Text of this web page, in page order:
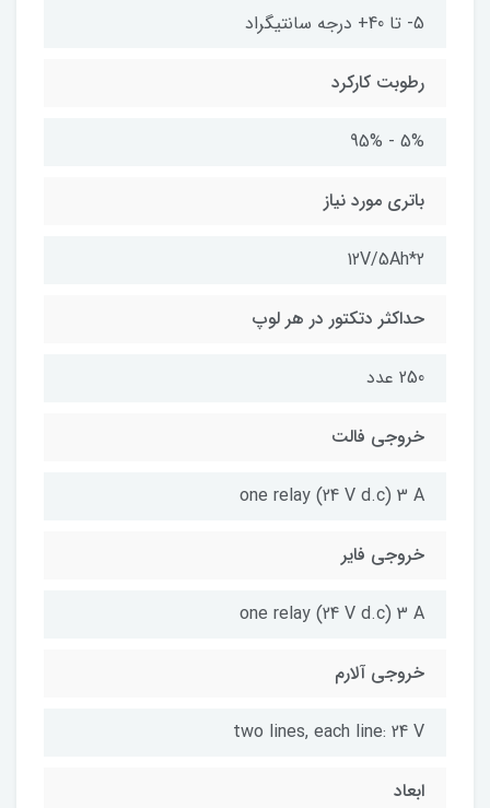
5- تا 40+ درجه سانتیگراد
رطوبت کارکرد
5% - 95%
باتری مورد نیاز
12V/5Ah*2
حداکثر دتکتور در هر لوپ
250 عدد
خروجی فالت
one relay (24 V d.c) 3 A
خروجی فایر
one relay (24 V d.c) 3 A
خروجی آلارم
two lines, each line: 24 V
ابعاد